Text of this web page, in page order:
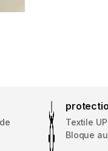
Textile
Bloque